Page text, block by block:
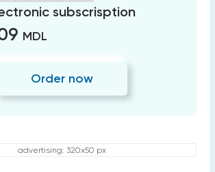
subscrisption
MDL
Order now
advertising: 320x50 px